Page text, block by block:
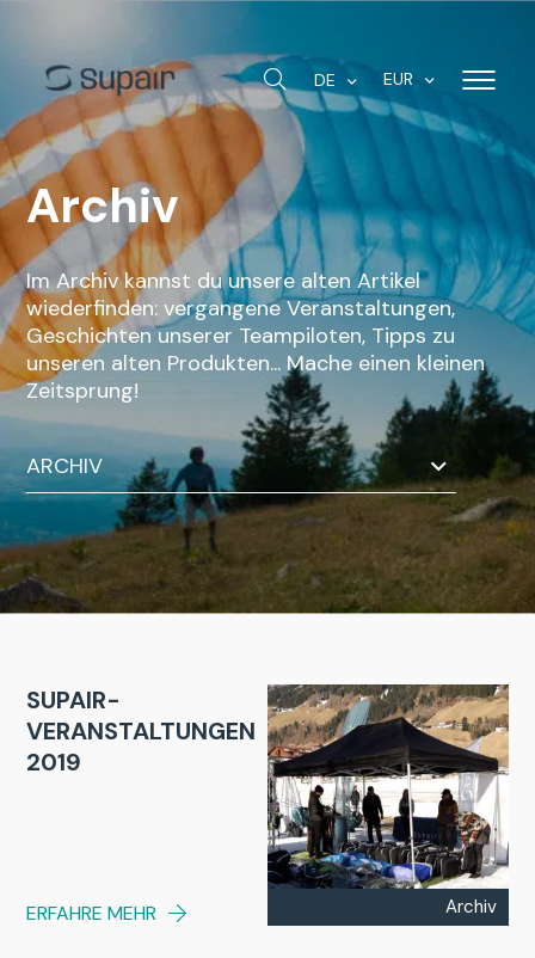
DE EUR
Archiv
Im Archiv kannst du unsere alten Artikel
wiederfinden: vergangene Veranstaltungen,
Geschichten unserer Teampiloten, Tipps zu
unseren alten Produkten... Mache einen kleinen
Zeitsprung!
ARCHIV
SUPAIR-
VERANSTALTUNGEN
2019
ERFAHRE MEHR Archiv